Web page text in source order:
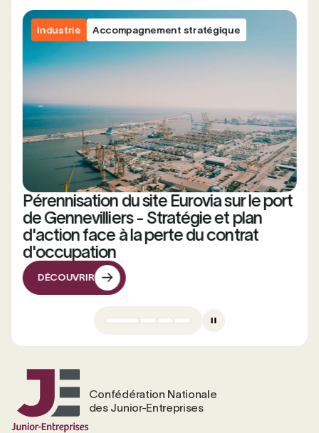
Industrie Accompagnement stratégique
Pérennisation du site Eurovia sur le port
de Gennevilliers - Stratégie et plan
d'action face à la perte du contrat
d'occupation
DÉCOUVRIR
Confédération Nationale
des Junior-Entreprises